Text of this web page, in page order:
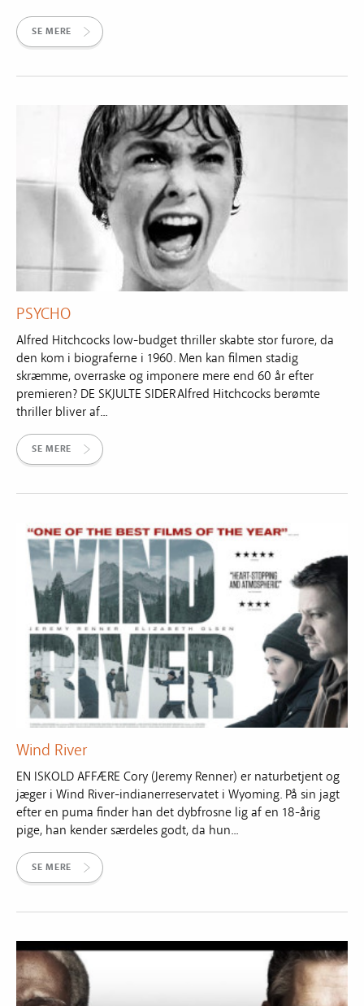
SE MERE
PSYCHO
Alfred Hitchcocks low-budget thriller skabte stor furore, da
den kom i biograferne i 1960. Men kan filmen stadig
skræmme, overraske og imponere mere end 60 år efter
premieren? DE SKJULTE SIDER Alfred Hitchcocks berømte
thriller bliver af...
SE MERE
Wind River
EN ISKOLD AFFÆRE Cory (Jeremy Renner) er naturbetjent og
jæger i Wind River-indianerreservatet i Wyoming. På sin jagt
efter en puma finder han det dybfrosne lig af en 18-årig
pige, han kender særdeles godt, da hun...
SE MERE